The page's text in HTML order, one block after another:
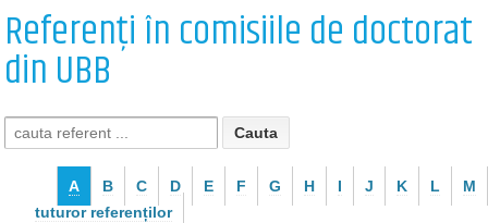
Referenți în comisiile de doctorat
din UBB
A B C D E F G H I J K L
M
tuturor referenților